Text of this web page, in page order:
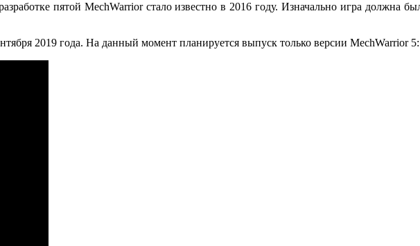
пятой MechWarrior стало известно в 2016 году. Изначально игра должна
2019 года. На данный момент планируется выпуск только версии MechWarrior